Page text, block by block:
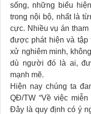
sống, những biểu
trong nội bộ, nhất là
cực. Nhiều vụ án
được phát hiện và tập
xử nghiêm minh,
dù người đó là ai,
mạnh mẽ.
Hiện nay chúng ta
QĐ/TW “Về việc
Đây là quy định có ý